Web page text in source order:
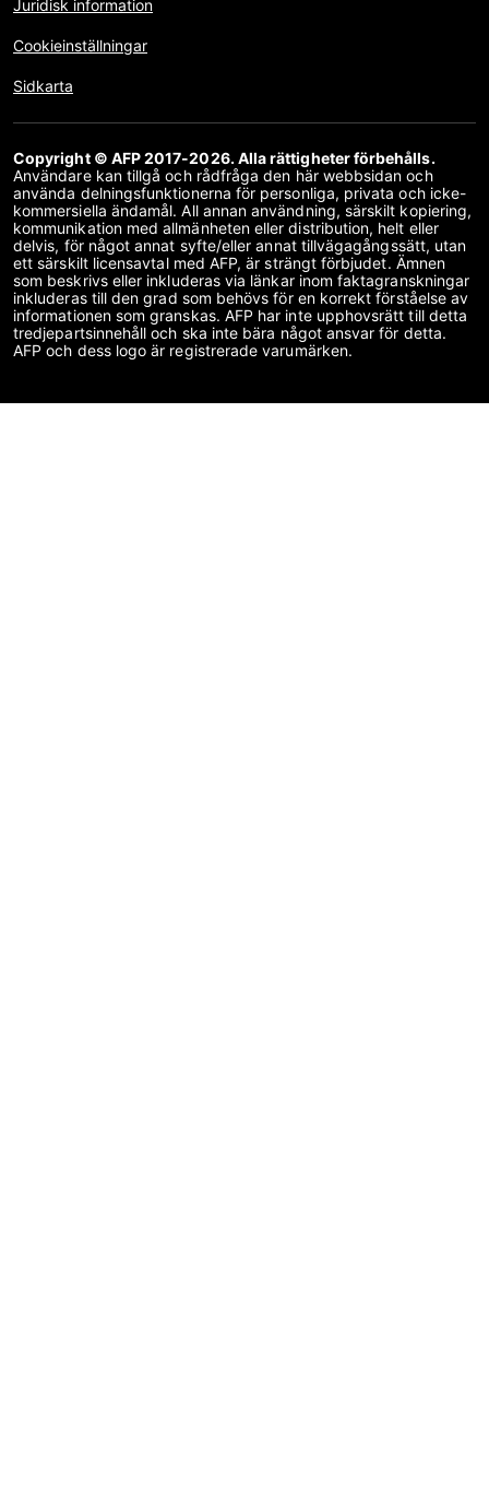
Juridisk information
Cookieinställningar
Sidkarta
Copyright © AFP 2017-2026. Alla rättigheter förbehålls.
Användare kan tillgå och rådfråga den här webbsidan och
använda delningsfunktionerna för personliga, privata och icke-
kommersiella ändamål. All annan användning, särskilt kopiering,
kommunikation med allmänheten eller distribution, helt eller
delvis, för något annat syfte/eller annat tillvägagångssätt, utan
ett särskilt licensavtal med AFP, är strängt förbjudet. Ämnen
som beskrivs eller inkluderas via länkar inom faktagranskningar
inkluderas till den grad som behövs för en korrekt förståelse av
informationen som granskas. AFP har inte upphovsrätt till detta
tredjepartsinnehåll och ska inte bära något ansvar för detta.
AFP och dess logo är registrerade varumärken.